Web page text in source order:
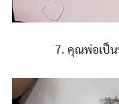
7. คุณพ่อเป็น